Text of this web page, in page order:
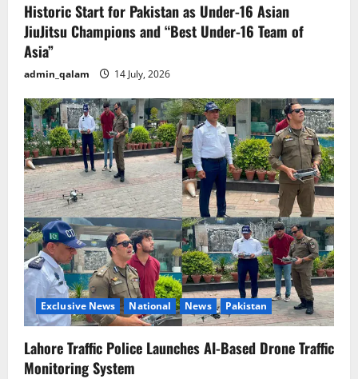
Historic Start for Pakistan as Under-16 Asian
JiuJitsu Champions and “Best Under-16 Team of
Asia”
admin_qalam 14 July, 2026
Exclusive News National News Pakistan
Lahore Traffic Police Launches AI-Based Drone Traffic
Monitoring System